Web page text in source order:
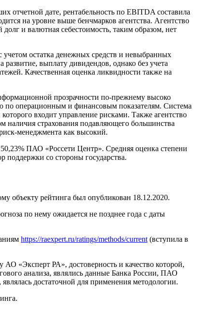
отчетной дате, рентабельность по EBITDA составила
на уровне выше бенчмарков агентства. Агентство
и валютная себестоимость, таким образом, нет
остатка денежных средств и невыбранных
выплату дивидендов, однако без учета
Качественная оценка ликвидности также на
прозрачности по-прежнему высоко
по операционным и финансовым показателям. Система
входит управление рисками. Также агентство
наличия страхования подавляющего большинства
менеджмента как высокий.
ПАО «Россети Центр». Средняя оценка степени
поддержки со стороны государства.
объекту рейтинга был опубликован 18.12.2020.
по нему ожидается не позднее года с даты
https://raexpert.ru/ratings/methods/current (вступила в
«Эксперт РА», достоверность и качество которой,
анализа, являлись данные Банка России, ПАО
достаточной для применения методологии.